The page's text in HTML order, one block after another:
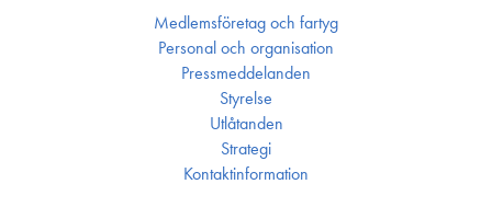
Medlemsföretag och fartyg
Personal och organisation
Press­meddelanden
Styrelse
Utlåtanden
Strategi
Kontakt­information